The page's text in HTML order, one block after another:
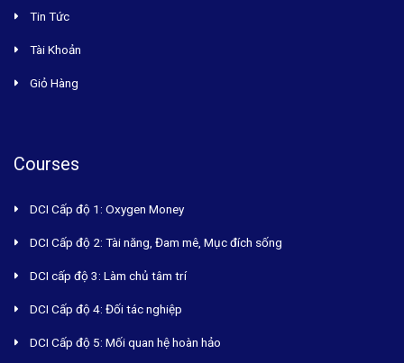
Tin Tức
Tài Khoản
Giỏ Hàng
Courses
DCI Cấp độ 1: Oxygen Money
DCI Cấp độ 2: Tài năng, Đam mê, Mục đích sống
DCI cấp độ 3: Làm chủ tâm trí
DCI Cấp độ 4: Đối tác nghiệp
DCI Cấp độ 5: Mối quan hệ hoàn hảo